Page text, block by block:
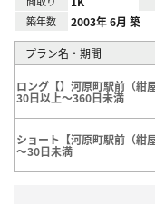
築年数 2003年 6月 築
プラン名・期間
ロング【】河原町駅前（紺屋
30日以上～360日未満
ショート【河原町駅前（紺屋
～30日未満